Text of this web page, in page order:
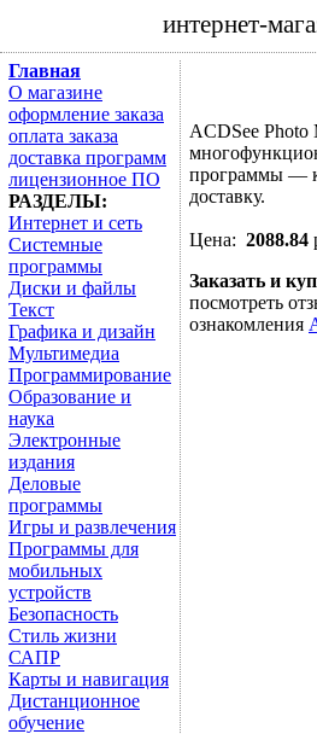
интернет-
Главная
О магазине
оформление заказа
оплата заказа
доставка программ
лицензионное ПО
РАЗДЕЛЫ:
Интернет и сеть
Системные
программы
Диски и файлы
Текст
Графика и дизайн
Мультимедиа
Программирование
Образование и
наука
Электронные
издания
Деловые
программы
Игры и развлечения
Программы для
мобильных
устройств
Безопасность
Стиль жизни
САПР
Карты и навигация
Дистанционное
обучение
ACDSee Photo
программы —
доставку.
Цена: 2088.84
Заказать и
посмотреть
ознакомления